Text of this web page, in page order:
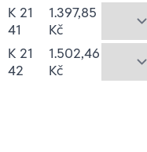
K 21
41
1.397,85
Kč
K 21
42
1.502,46
Kč